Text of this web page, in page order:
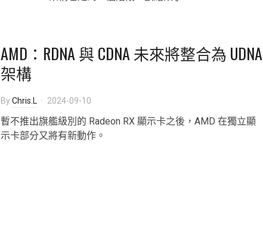
AMD：RDNA 與 CDNA 未來將整合為 UDNA
架構
ByChris.L 2024-09-10
暫不推出旗艦級別的 Radeon RX 顯示卡之後，AMD 在獨立顯
示卡部分又將有新動作。